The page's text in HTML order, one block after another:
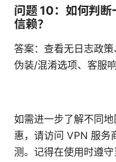
问题 10：如何判
信赖？
答案：查看无日志政
伪装/混淆选项、客服
如需进一步了解不同
惠，请访问 VPN 服务
测。记得在使用时遵